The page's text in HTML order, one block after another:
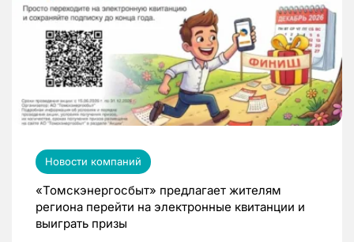
Новости компаний
«Томскэнергосбыт» предлагает жителям
региона перейти на электронные квитанции и
выиграть призы